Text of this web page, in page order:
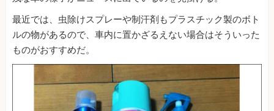
最近では、虫除けスプレーや制汗剤もプラスチック製のボト
ルの物があるので、車内に置かざるえない場合はそういった
ものがおすすめだ。